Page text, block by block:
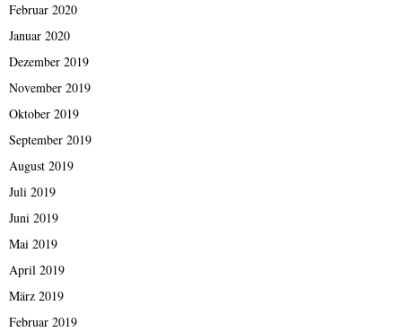
Februar 2020
Januar 2020
Dezember 2019
November 2019
Oktober 2019
September 2019
August 2019
Juli 2019
Juni 2019
Mai 2019
April 2019
März 2019
Februar 2019